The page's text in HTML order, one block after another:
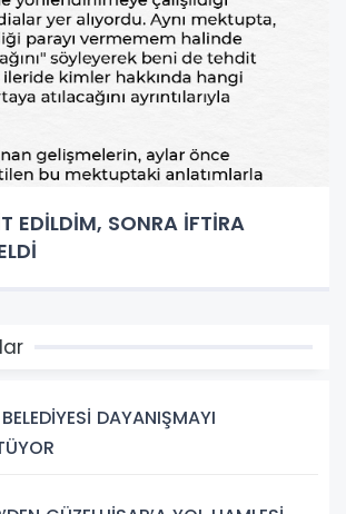
EDİLDİM, SONRA İFTİRA
DAYANIŞMAYI